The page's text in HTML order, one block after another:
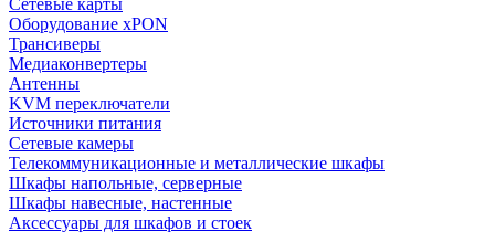
Оборудование xPON
Трансиверы
Медиаконвертеры
Антенны
KVM переключатели
Источники питания
Сетевые камеры
Телекоммуникационные и металлические шкафы
Шкафы напольные, серверные
Шкафы навесные, настенные
Аксессуары для шкафов и стоек